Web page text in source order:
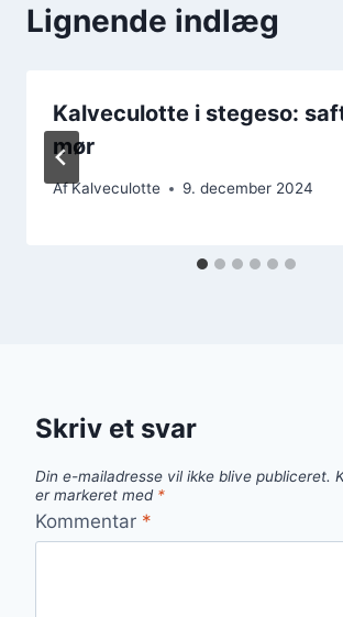
Lignende indlæg
Kalveculotte i stegeso:
mør
AfKalveculotte 9. december 2024
Skriv et svar
Din e-mailadresse vil ikke blive publiceret.
er markeret med *
Kommentar *